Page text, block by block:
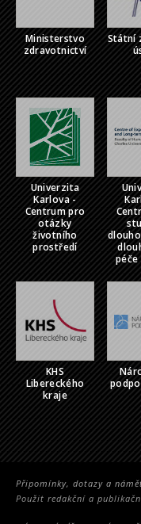
Ministerstvo
zdravotnictví
Státní
Univerzita
Karlova -
Centrum pro
otázky
životního
prostředí
péče
KHS
Libereckého
kraje
Připomínky, dotazy a
Použit redakční a